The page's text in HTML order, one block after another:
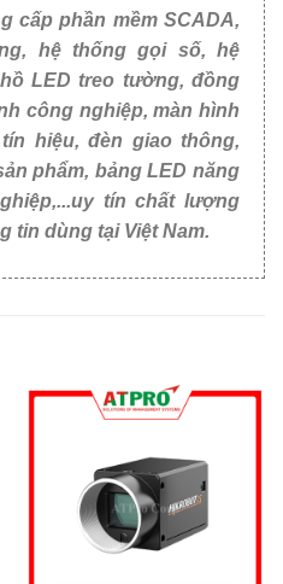
cấp phần mềm SCADA,
hệ thống gọi số, hệ
LED treo tường, đồng
công nghiệp, màn hình
hiệu, đèn giao thông,
phẩm, bảng LED năng
tín chất lượng
tin dùng tại Việt Nam.